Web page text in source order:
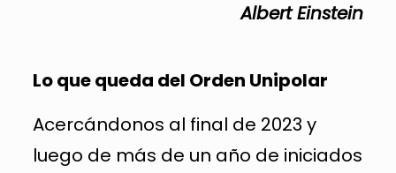
Albert Einstein
Lo que queda del Orden Unipolar
Acercándonos al final de 2023 y
luego de más de un año de iniciados